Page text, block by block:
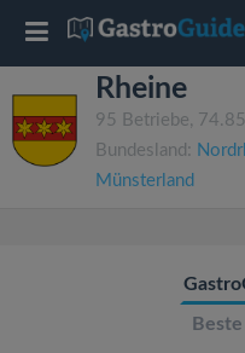
Rheine
95 Betriebe,
Bundesland:
Münsterland
T
o